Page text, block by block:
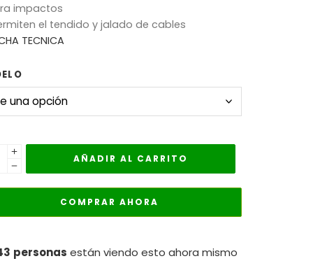
impactos
el tendido y jalado de cables
TECNICA
AÑADIR AL CARRITO
COMPRAR AHORA
personas están viendo esto ahora mismo